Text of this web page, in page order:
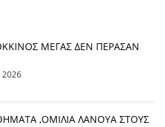
ΜΕΓΑΣ ΔΕΝ ΠΕΡΑΣΑΝ
2026
,ΟΜΙΛΙΑ ΛΑΝΟΥΑ ΣΤΟΥΣ